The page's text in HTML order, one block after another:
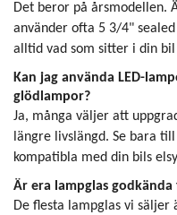
Det beror på årsmodellen.
använder ofta 5 3/4"
alltid vad som sitter i din bil
Kan jag använda LED-
glödlampor?
Ja, många väljer att
längre livslängd. Se bara
kompatibla med din bils
Är era lampglas
De flesta lampglas vi